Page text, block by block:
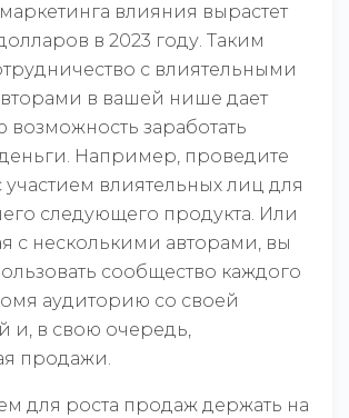
влияния вырастет
в 2023 году. Таким
с влиятельными
в вашей нише дает
возможность заработать
Например, проведите
влиятельных лиц для
следующего продукта. Или
с несколькими авторами, вы
сообщество каждого
аудиторию со своей
и, в свою очередь,
продажи.
для роста продаж держать на